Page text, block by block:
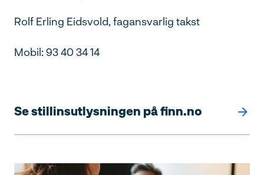
Rolf Erling Eidsvold, fagansvarlig takst
Mobil: 93 40 34 14
Se stillinsutlysningen på finn.no